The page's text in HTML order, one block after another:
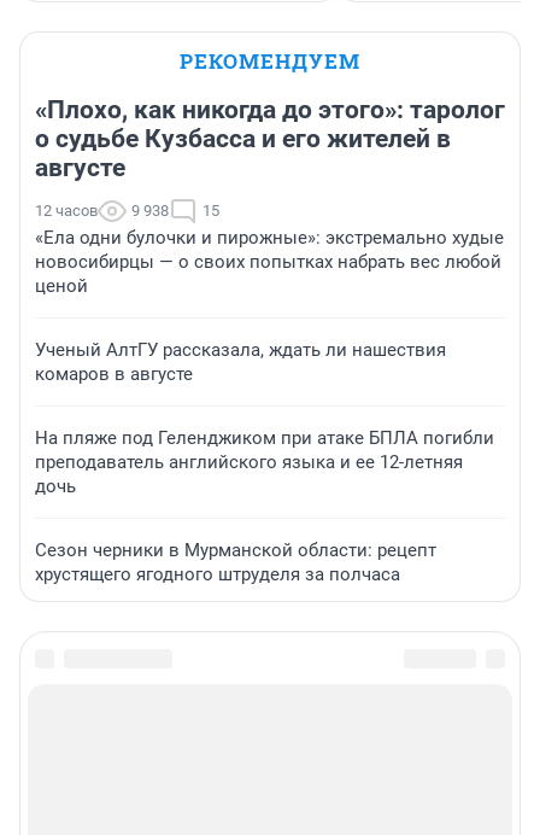
РЕКОМЕНДУЕМ
«Плохо, как никогда до этого»: таролог
о судьбе Кузбасса и его жителей в
августе
12 часов 9 938 15
«Ела одни булочки и пирожные»: экстремально худые
новосибирцы — о своих попытках набрать вес любой
ценой
Ученый АлтГУ рассказала, ждать ли нашествия
комаров в августе
На пляже под Геленджиком при атаке БПЛА погибли
преподаватель английского языка и ее 12-летняя
дочь
Сезон черники в Мурманской области: рецепт
хрустящего ягодного штруделя за полчаса